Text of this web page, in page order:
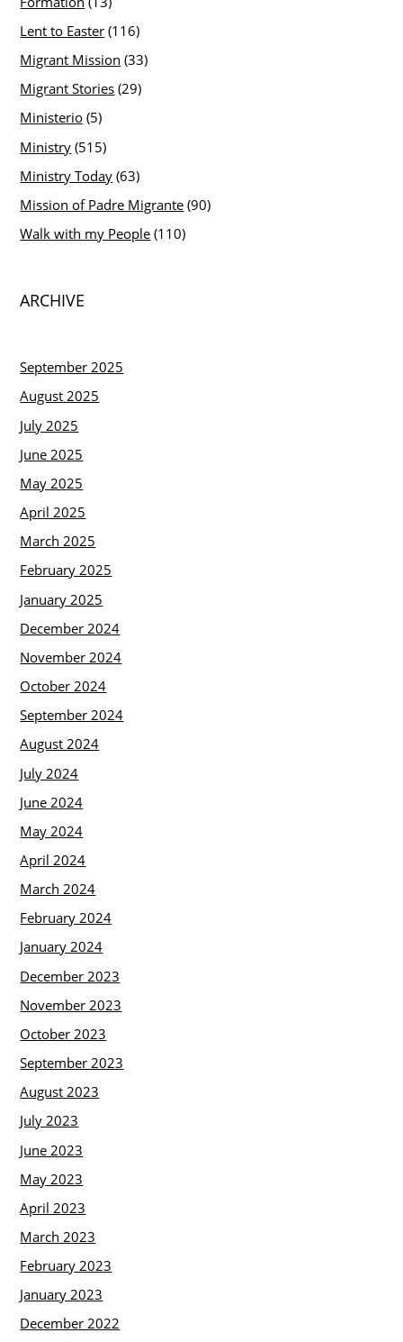
Lent to Easter (116)
Migrant Mission (33)
Migrant Stories (29)
Ministerio (5)
Ministry (515)
Ministry Today (63)
Mission of Padre Migrante (90)
Walk with my People (110)
ARCHIVE
September 2025
August 2025
July 2025
June 2025
May 2025
April 2025
March 2025
February 2025
January 2025
December 2024
November 2024
October 2024
September 2024
August 2024
July 2024
June 2024
May 2024
April 2024
March 2024
February 2024
January 2024
December 2023
November 2023
October 2023
September 2023
August 2023
July 2023
June 2023
May 2023
April 2023
March 2023
February 2023
January 2023
December 2022